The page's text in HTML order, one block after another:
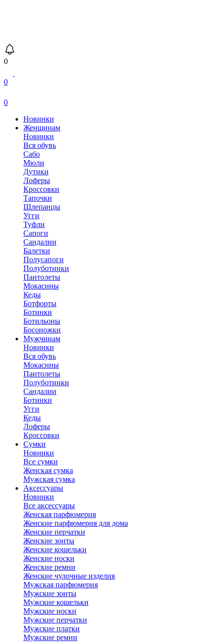
0
0
0
Новинки
Женщинам
Новинки
Вся обувь
Сабо
Мюли
Дутики
Лоферы
Кроссовки
Тапочки
Шлепанцы
Угги
Туфли
Сапоги
Сандалии
Балетки
Полусапоги
Полуботинки
Пантолеты
Мокасины
Кеды
Ботфорты
Ботинки
Ботильоны
Босоножки
Мужчинам
Новинки
Вся обувь
Мокасины
Пантолеты
Полуботинки
Сандалии
Ботинки
Угги
Кеды
Лоферы
Кроссовки
Сумки
Новинки
Все сумки
Женская сумка
Мужская сумка
Аксессуары
Новинки
Все аксессуары
Женская парфюмерия
Женские парфюмерия для дома
Женские перчатки
Женские зонты
Женские кошельки
Женские носки
Женские ремни
Женские чулочные изделия
Мужская парфюмерия
Мужские зонты
Мужские кошельки
Мужские носки
Мужские перчатки
Мужские платки
Мужские ремни